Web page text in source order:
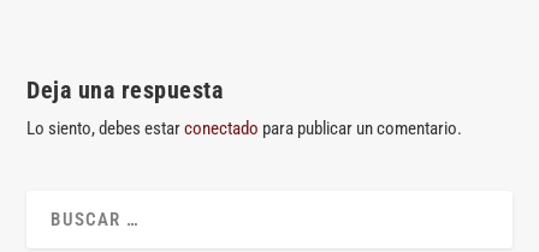
Deja una respuesta
Lo siento, debes estarconectado para publicar un comentario.